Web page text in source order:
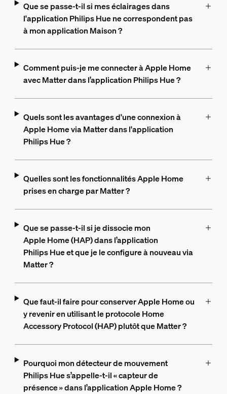
Que se passe-t-il si mes éclairages dans
l'application Philips Hue ne correspondent pas
à mon application Maison ?
Comment puis-je me connecter à Apple Home
avec Matter dans l’application Philips Hue ?
Quels sont les avantages d'une connexion à
Apple Home via Matter dans l'application
Philips Hue ?
Quelles sont les fonctionnalités Apple Home
prises en charge par Matter ?
Que se passe-t-il si je dissocie mon
Apple Home (HAP) dans l’application
Philips Hue et que je le configure à nouveau via
Matter ?
Que faut-il faire pour conserver Apple Home ou
y revenir en utilisant le protocole Home
Accessory Protocol (HAP) plutôt que Matter ?
Pourquoi mon détecteur de mouvement
Philips Hue s’appelle-t-il « capteur de
présence » dans l’application Apple Home ?